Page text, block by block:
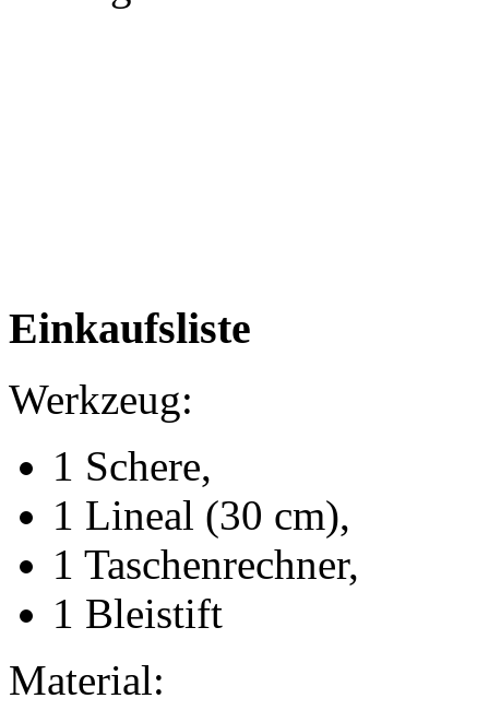
Einkaufsliste
Werkzeug:
1 Schere,
1 Lineal (30 cm),
1 Taschenrechner,
1 Bleistift
Material: